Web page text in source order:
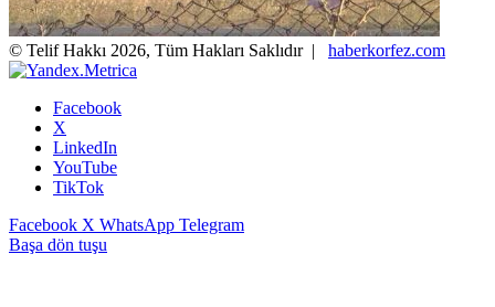
© Telif Hakkı 2026, Tüm Hakları Saklıdır | haberkorfez.com
Facebook
X
LinkedIn
YouTube
TikTok
Facebook X WhatsApp Telegram
Başa dön tuşu